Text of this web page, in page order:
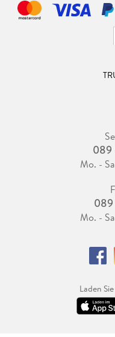
089
Mo. -
089
Mo. -
Laden